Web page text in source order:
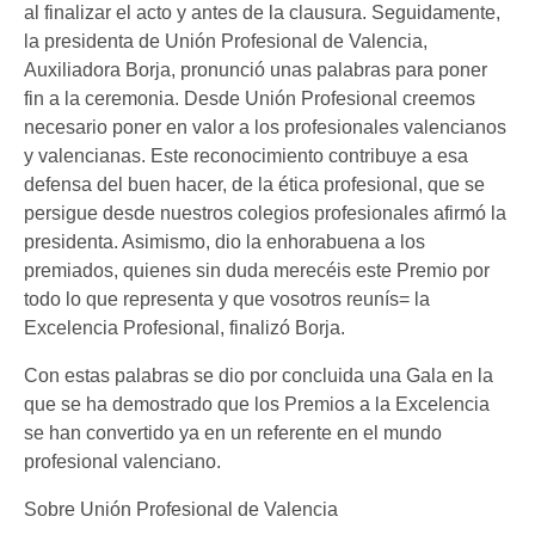
al finalizar el acto y antes de la clausura. Seguidamente,
la presidenta de Unión Profesional de Valencia,
Auxiliadora Borja, pronunció unas palabras para poner
fin a la ceremonia. Desde Unión Profesional creemos
necesario poner en valor a los profesionales valencianos
y valencianas. Este reconocimiento contribuye a esa
defensa del buen hacer, de la ética profesional, que se
persigue desde nuestros colegios profesionales afirmó la
presidenta. Asimismo, dio la enhorabuena a los
premiados, quienes sin duda merecéis este Premio por
todo lo que representa y que vosotros reunís= la
Excelencia Profesional, finalizó Borja.
Con estas palabras se dio por concluida una Gala en la
que se ha demostrado que los Premios a la Excelencia
se han convertido ya en un referente en el mundo
profesional valenciano.
Sobre Unión Profesional de Valencia